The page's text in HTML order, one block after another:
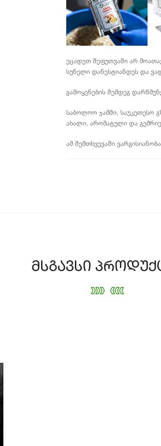
ეცადეთ შეფუთვაში არ
სუნელი დანესტიანდეს და
გამოყენების შემდეგ
საბოლოო ჯამში, საუკეთესო
ახალი, არომატული და
ამ შემთხვევაში
მსგავსი